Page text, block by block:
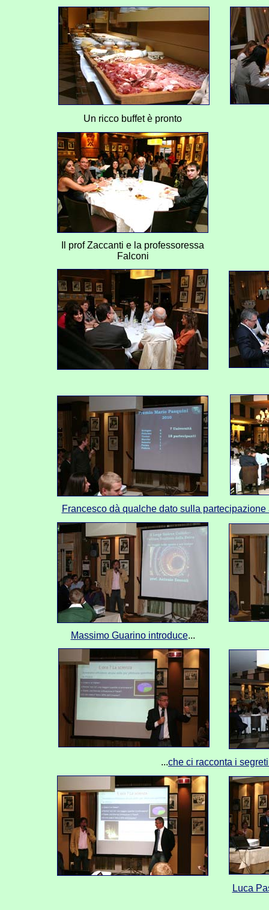
Un ricco buffet è pronto
Il prof Zaccanti e la professoressa
Falconi
Francesco dà qualche dato sulla
Massimo Guarino introduce...
...che ci racconta i
Luca